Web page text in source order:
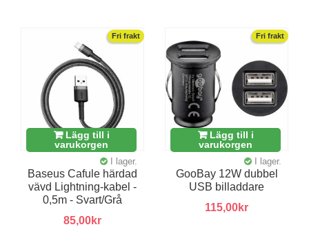
Fri frakt
Lägg till i
varukorgen
I lager.
Baseus Cafule härdad
vävd Lightning-kabel -
0,5m - Svart/Grå
85,00kr
Fri frakt
Lägg till i
varukorgen
I lager.
GooBay 12W dubbel
USB billaddare
115,00kr